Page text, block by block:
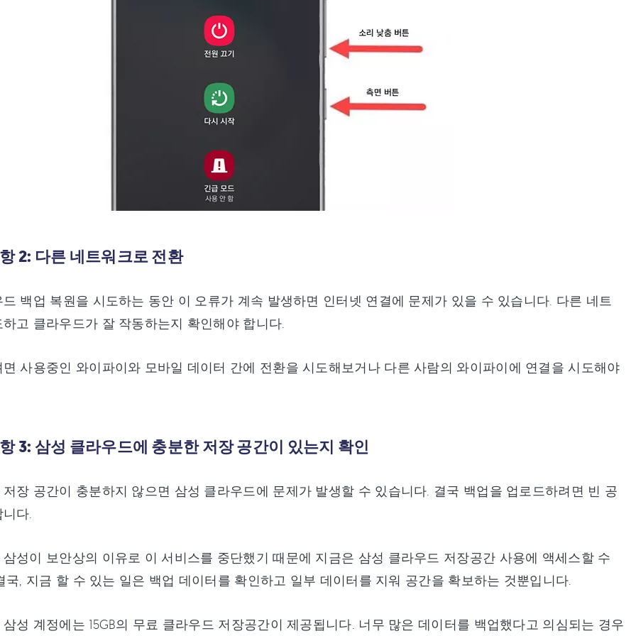
2: 다른 네트워크로 전환
백업 복원을 시도하는 동안 이 오류가 계속 발생하면 인터넷 연결에 문제가 있을 수 있습니다. 다른 네트
고 클라우드가 잘 작동하는지 확인해야 합니다.
면 사용중인 와이파이와 모바일 데이터 간에 전환을 시도해보거나 다른 사람의 와이파이에 연결을 시도해야
3: 삼성 클라우드에 충분한 저장 공간이 있는지 확인
장 공간이 충분하지 않으면 삼성 클라우드에 문제가 발생할 수 있습니다. 결국 백업을 업로드하려면 빈 공
다.
성이 보안상의 이유로 이 서비스를 중단했기 때문에 지금은 삼성 클라우드 저장공간 사용에 액세스할 수
국, 지금 할 수 있는 일은 백업 데이터를 확인하고 일부 데이터를 지워 공간을 확보하는 것뿐입니다.
성 계정에는 15GB의 무료 클라우드 저장공간이 제공됩니다. 너무 많은 데이터를 백업했다고 의심되는 경우